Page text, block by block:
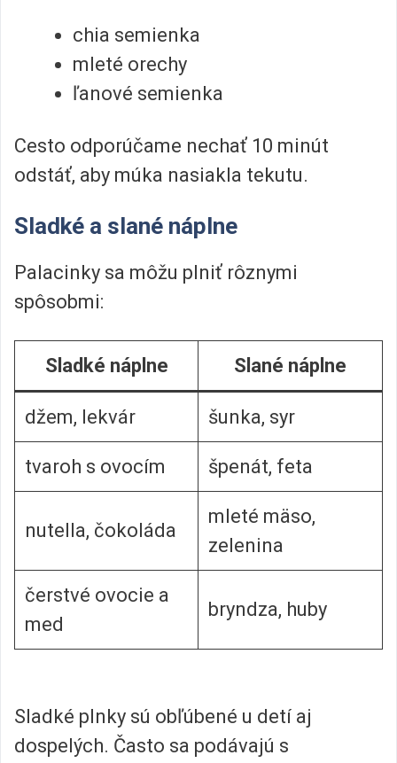
chia semienka
mleté orechy
ľanové semienka
Cesto odporúčame nechať 10 minút
odstáť, aby múka nasiakla tekutu.
Sladké a slané náplne
Palacinky sa môžu plniť rôznymi
spôsobmi:
Sladké náplne Slané náplne
džem, lekvár šunka, syr
tvaroh s ovocím špenát, feta
nutella, čokoláda
mleté mäso,
zelenina
čerstvé ovocie a
med
bryndza, huby
Sladké plnky sú obľúbené u detí aj
dospelých. Často sa podávajú s